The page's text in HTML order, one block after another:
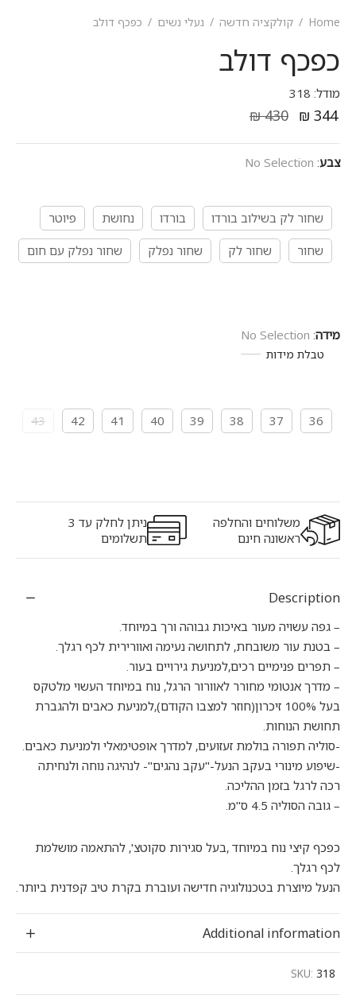
Home
/ קולקציה חדשה / נעלי נשים / כפכף דולב
כפכף דולב
מודל: 318
₪ 344
₪430
צבע:
No Selection
שחור לק בשילוב בורדו בורדו נחושת פיוטר
שחור שחור לק שחור נפלק שחור נפלק עם חום
מידה:
No Selection
טבלת מידות
36
37
38
39
40
41
42
43
משלוחים והחלפה
ראשונה חינם
ניתן לחלק עד 3
תשלומים
Description
– גפה עשויה מעור באיכות גבוהה ורך במיוחד.
– בטנת עור משובחת, לתחושה נעימה ואוורירית לכף רגלך.
– תפרים פנימיים רכים,למניעת גירויים בעור.
– מדרך אנטומי מחורר לאוורור הרגל, נוח במיוחד העשוי מלטקס
בעל 100% זיכרון(חוזר למצבו הקודם),למניעת כאבים ולהגברת
תחושת הנוחות.
-סוליה תפורה בולמת זעזועים, למדרך אופטימאלי ולמניעת כאבים.
-שיפוע מינורי בעקב הנעל-"עקב נהגים"- לנהיגה נוחה ולנחיתה
רכה לרגל בזמן ההליכה.
– גובה הסוליה 4.5 ס"מ.
כפכף קיצי נוח במיוחד ,בעל סגירות סקוטצ', להתאמה מושלמת
לכף רגלך.
הנעל מיוצרת בטכנולוגיה חדישה ועוברת בקרת טיב קפדנית ביותר.
Additional information
SKU: 318